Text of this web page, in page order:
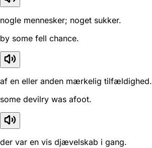
nogle mennesker; noget sukker.
by some fell chance.
af en eller anden mærkelig tilfældighed.
some devilry was afoot.
der var en vis djævelskab i gang.